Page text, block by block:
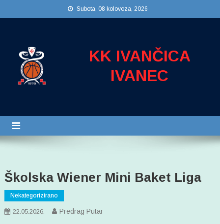
na
Subota, 08 kolovoza, 2026
KK IVANČICA
IVANEC
Školska Wiener Mini Baket Liga
Nekategorizirano
22.05.2026. Predrag Putar